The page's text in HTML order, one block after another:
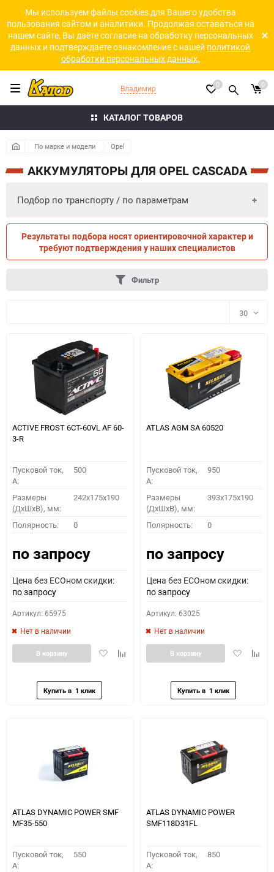
Мы используем файлы cookies для Вашего удобства
пользования сайтом и аналитики. Продолжая оставаться на
нашем сайте, Вы даёте согласие на обработку персональных
данных и подтверждаете ознакомление с нашей политикой
обработки персональных данных.
КАТАЛОГ ТОВАРОВ
Владимир 0 0
По марке и модели Opel
АККУМУЛЯТОРЫ ДЛЯ OPEL CASCADA
Подбор по транспорту / по параметрам
ПО ТРАНСПОРТУ ПО ПАРАМЕТРАМ
ПОДОБРАТЬ
Как определить полярность?
0 - обратная 1 - прямая 3 - обратная 4 - прямая
Результаты подбора носят ориентировочной характер и
требуют подтверждения у наших специалистов
Фильтр
30
30
60
ACTIVE FROST 6СТ-60VL АF 60-
3-R
Пусковой ток,
A:
500
Размеры
(ДхШхВ), мм:
242x175x190
Полярность: 0
по запросу
Цена без ECOном скидки:
по запросу
Артикул: 65975
Нет в наличии
ДобавитьДобавить
В корзину
ATLAS AGM SA 60520
Пусковой ток,
A:
950
Размеры
(ДхШхВ), мм:
393x175x190
Полярность: 0
по запросу
Цена без ECOном скидки:
по запросу
Артикул: 63025
Нет в наличии
Добавить
В корзину
ATLAS DYNAMIC POWER SMF
MF35-550
Пусковой ток,
A:
550
ATLAS DYNAMIC POWER
SMF118D31FL
Пусковой ток,
A:
850